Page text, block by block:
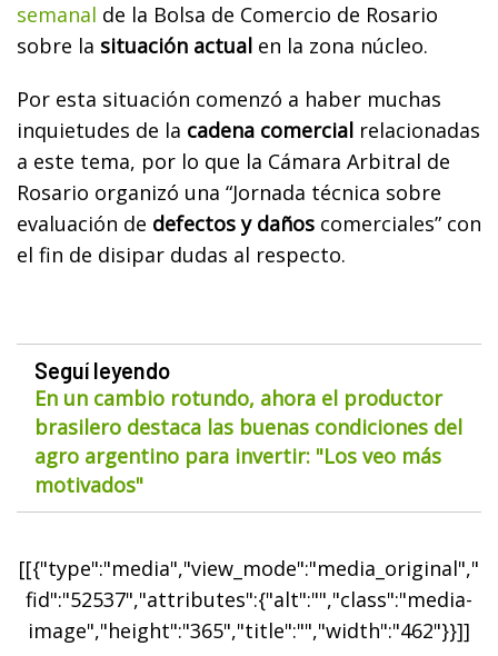
semanal de la Bolsa de Comercio de Rosario
sobre la situación actual en la zona núcleo.
Por esta situación comenzó a haber muchas
inquietudes de la cadena comercial relacionadas
a este tema, por lo que la Cámara Arbitral de
Rosario organizó una “Jornada técnica sobre
evaluación de defectos y daños comerciales” con
el fin de disipar dudas al respecto.
Seguí leyendo
En un cambio rotundo, ahora el productor
brasilero destaca las buenas condiciones del
agro argentino para invertir: "Los veo más
motivados"
[[{"type":"media","view_mode":"media_original","
fid":"52537","attributes":{"alt":"","class":"media-
image","height":"365","title":"","width":"462"}}]]